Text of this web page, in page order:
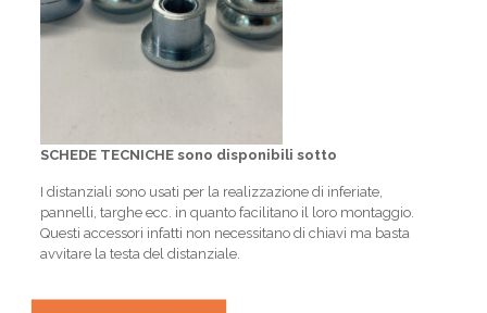
SCHEDE TECNICHE sono disponibili sotto
I distanziali sono usati per la realizzazione di inferiate,
pannelli, targhe ecc. in quanto facilitano il loro montaggio.
Questi accessori infatti non necessitano di chiavi ma basta
avvitare la testa del distanziale.